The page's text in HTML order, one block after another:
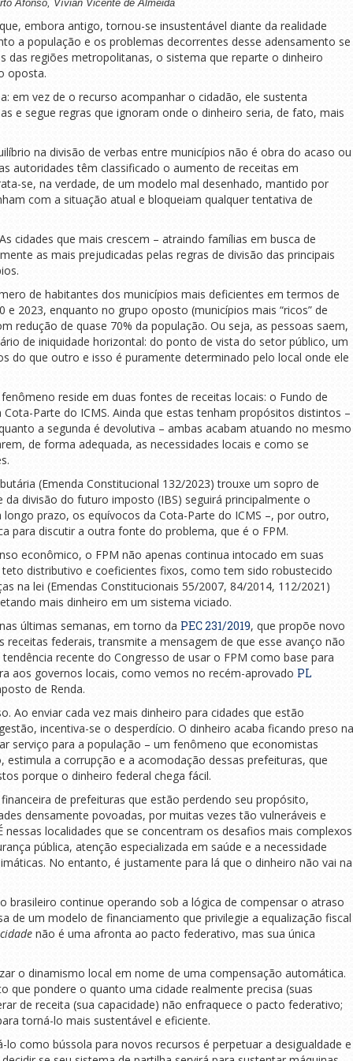
Afonso, Vívian Vicente de Almeida
embora antigo, tornou-se insustentável diante da realidade
a população e os problemas decorrentes desse adensamento se
das regiões metropolitanas, o sistema que reparte o dinheiro
oposta.
em vez de o recurso acompanhar o cidadão, ele sustenta
e segue regras que ignoram onde o dinheiro seria, de fato, mais
na divisão de verbas entre municípios não é obra do acaso ou
autoridades têm classificado o aumento de receitas em
se, na verdade, de um modelo mal desenhado, mantido por
com a situação atual e bloqueiam qualquer tentativa de
cidades que mais crescem – atraindo famílias em busca de
as mais prejudicadas pelas regras de divisão das principais
de habitantes dos municípios mais deficientes em termos de
e 2023, enquanto no grupo oposto (municípios mais “ricos” de
redução de quase 70% da população. Ou seja, as pessoas saem,
de iniquidade horizontal: do ponto de vista do setor público, um
do que outro e isso é puramente determinado pelo local onde ele
reside em duas fontes de receitas locais: o Fundo de
Parte do ICMS. Ainda que estas tenham propósitos distintos –
a segunda é devolutiva – ambas acabam atuando no mesmo
de forma adequada, as necessidades locais e como se
(Emenda Constitucional 132/2023) trouxe um sopro de
divisão do futuro imposto (IBS) seguirá principalmente o
prazo, os equívocos da Cota-Parte do ICMS –, por outro,
para discutir a outra fonte do problema, que é o FPM.
econômico, o FPM não apenas continua intocado em suas
distributivo e coeficientes fixos, como tem sido robustecido
na lei (Emendas Constitucionais 55/2007, 84/2014, 112/2021)
mais dinheiro em um sistema viciado.
últimas semanas, em torno da PEC 231/2019, que propõe novo
federais, transmite a mensagem de que esse avanço não
recente do Congresso de usar o FPM como base para
aos governos locais, como vemos no recém-aprovado PL
de Renda.
Ao enviar cada vez mais dinheiro para cidades que estão
incentiva-se o desperdício. O dinheiro acaba ficando preso na
serviço para a população – um fenômeno que economistas
estimula a corrupção e a acomodação dessas prefeituras, que
porque o dinheiro federal chega fácil.
de prefeituras que estão perdendo seu propósito,
densamente povoadas, por muitas vezes tão vulneráveis e
nessas localidades que se concentram os desafios mais complexos
pública, atenção especializada em saúde e a necessidade
No entanto, é justamente para lá que o dinheiro não vai na
brasileiro continue operando sob a lógica de compensar o atraso
de um modelo de financiamento que privilegie a equalização fiscal
não é uma afronta ao pacto federativo, mas sua única
o dinamismo local em nome de uma compensação automática.
que pondere o quanto uma cidade realmente precisa (suas
de receita (sua capacidade) não enfraquece o pacto federativo;
torná-lo mais sustentável e eficiente.
como bússola para novos recursos é perpetuar a desigualdade e